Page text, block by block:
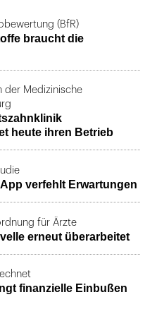
(BfR)
braucht die
der Medizinische
heute ihren Betrieb
verfehlt Erwartungen
für Ärzte
erneut überarbeitet
finanzielle Einbußen